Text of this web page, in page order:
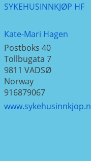
SYKEHUSINNKJØP HF
Kate-Mari Hagen
Postboks 40
Tollbugata 7
9811 VADSØ
Norway
916879067